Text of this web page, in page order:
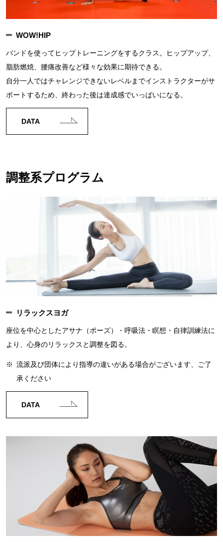
WOW!HIP
バンドを使ってヒップトレーニングをするクラス。ヒップアップ、
脂肪燃焼、腰痛改善など様々な効果に期待できる。
自分一人ではチャレンジできないレベルまでインストラクターがサ
ポートするため、終わった後は達成感でいっぱいになる。
DATA
調整系プログラム
リラックスヨガ
座位を中心としたアサナ（ポーズ）・呼吸法・瞑想・自律訓練法に
より、心身のリラックスと調整を図る。
※ 流派及び団体により指導の違いがある場合がございます、ご了
承ください
DATA